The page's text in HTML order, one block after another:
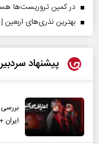
در کمین تروریست‌ها
بهترین نذری‌های اربعین
پیشنهاد سردبیر
ایران